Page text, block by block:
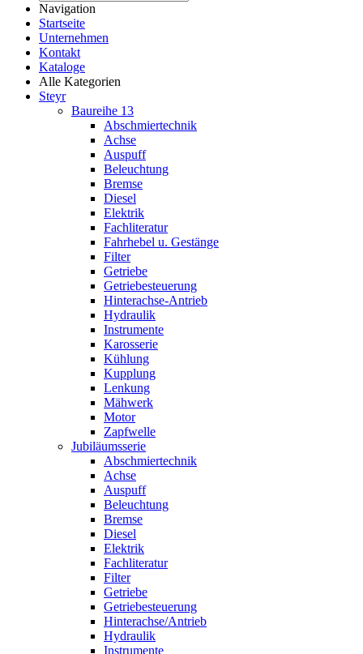
Navigation
Startseite
Unternehmen
Kontakt
Kataloge
Alle Kategorien
Steyr
Baureihe 13
Abschmiertechnik
Achse
Auspuff
Beleuchtung
Bremse
Diesel
Elektrik
Fachliteratur
Fahrhebel u. Gestänge
Filter
Getriebe
Getriebesteuerung
Hinterachse-Antrieb
Hydraulik
Instrumente
Karosserie
Kühlung
Kupplung
Lenkung
Mähwerk
Motor
Zapfwelle
Jubiläumsserie
Abschmiertechnik
Achse
Auspuff
Beleuchtung
Bremse
Diesel
Elektrik
Fachliteratur
Filter
Getriebe
Getriebesteuerung
Hinterachse/Antrieb
Hydraulik
Instrumente